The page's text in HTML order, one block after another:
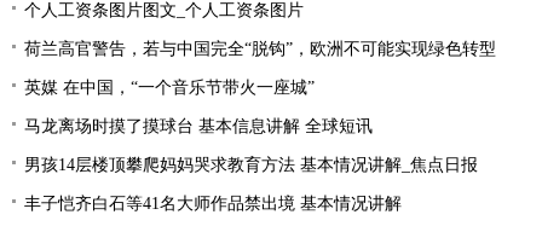
个人工资条图片图文_个人工资条图片
荷兰高官警告，若与中国完全“脱钩”，欧洲不可能实现绿色转型
英媒 在中国，“一个音乐节带火一座城”
马龙离场时摸了摸球台 基本信息讲解 全球短讯
男孩14层楼顶攀爬妈妈哭求教育方法 基本情况讲解_焦点日报
丰子恺齐白石等41名大师作品禁出境 基本情况讲解